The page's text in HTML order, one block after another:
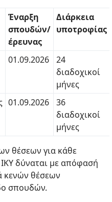
Έναρξη
σπουδών/
έρευνας
Διάρκεια
υποτροφίας
01.09.2026
24
διαδοχικοί
μήνες
01.09.2026
36
διαδοχικοί
μήνες
θέσεων για κάθε
δύναται με απόφασή
κενών θέσεων
σπουδών.